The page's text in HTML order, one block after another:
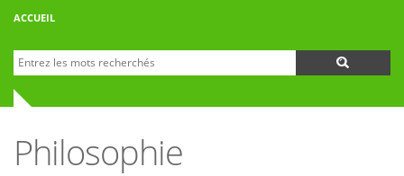
FORUM
ACCUEIL
Formulaire de recherche
Recherche
Philosophie